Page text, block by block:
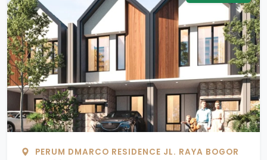
PERUM DMARCO RESIDENCE JL. RAYA BOGOR